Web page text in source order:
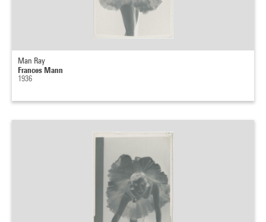
Man Ray
Frances Mann
1936